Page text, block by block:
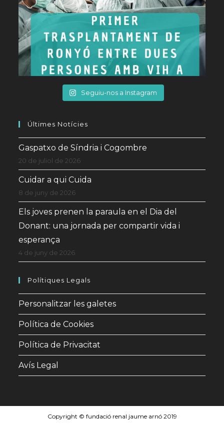
Seguiu-nos a Instagram
Últimes Notícies
Gaspatxo de Síndria i Cogombre
20 de juliol de 2026
Cuidar a qui Cuida
8 de juny de 2026
Els joves prenen la paraula en el Dia del
Donant: una jornada per compartir vida i
esperança
4 de juny de 2026
Polítiques Legals
Personalitzar les galetes
Política de Cookies
Política de Privacitat
Avís Legal
Copyright © fundació renal jaume arnó 2019